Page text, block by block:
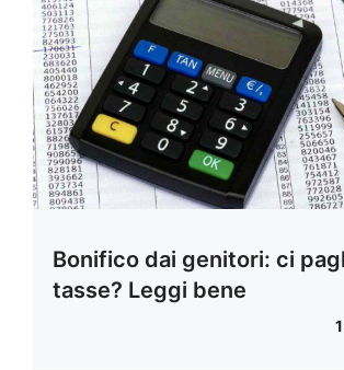
Bonifico dai genitori: ci
tasse? Leggi bene